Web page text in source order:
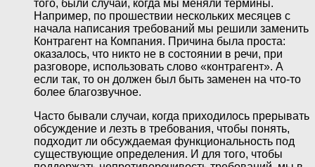
того, были случаи, когда мы меняли термины.
Например, по прошествии нескольких месяцев с
начала написания требований мы решили заменить
Контрагент на Компания. Причина была проста:
оказалось, что никто не в состоянии в речи, при
разговоре, использовать слово «контрагент». А
если так, то он должен был быть заменен на что-то
более благозвучное.
Часто бывали случаи, когда приходилось прерывать
обсуждение и лезть в требования, чтобы понять,
подходит ли обсуждаемая функциональность под
существующие определения. И для того, чтобы